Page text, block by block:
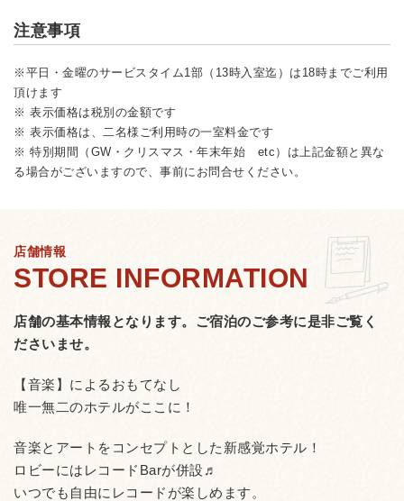
注意事項
※平日・金曜のサービスタイム1部（13時入室迄）は18時までご利用
頂けます
※ 表示価格は税別の金額です
※ 表示価格は、二名様ご利用時の一室料金です
※ 特別期間（GW・クリスマス・年末年始 etc）は上記金額と異な
る場合がございますので、事前にお問合せください。
店舗情報
店舗の基本情報となります。 ご宿泊のご参考に是非ご覧く
ださいませ。
【音楽】によるおもてなし
唯一無二のホテルがここに！
音楽とアートをコンセプトとした新感覚ホテル！
ロビーにはレコードBarが併設♬
いつでも自由にレコードが楽しめます。